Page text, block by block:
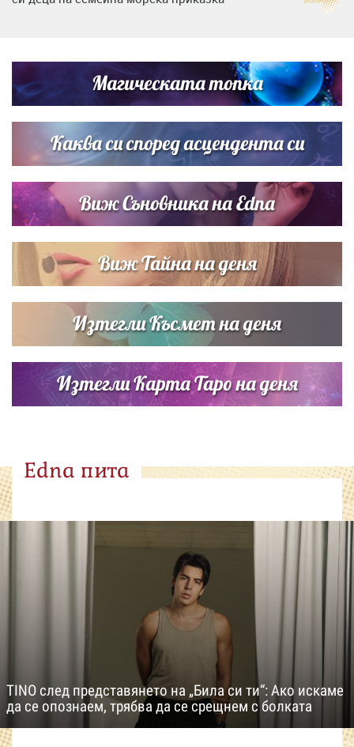
Димов издадоха своето любимо място
Дъщерята на Тодор Батков вдигна сватба, Стоичков и
Братя Аргирови я изненадаха с песен
Магическата топка
Каква си според асцендента си
Виж Съновника на Edna
Виж Тайна на деня
Изтегли Късмет на деня
Изтегли Карта Таро на деня
Edna пита
TINO след представянето на „Била си ти“: Ако искаме
да се опознаем, трябва да се срещнем с болката